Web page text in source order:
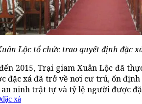
Lộc tổ chức trao quyết định đặc
2015, Trại giam Xuân Lộc đã
đặc xá đã trở về nơi cư trú, ổn
ninh trật tự và tỷ lệ người được
đặc xá